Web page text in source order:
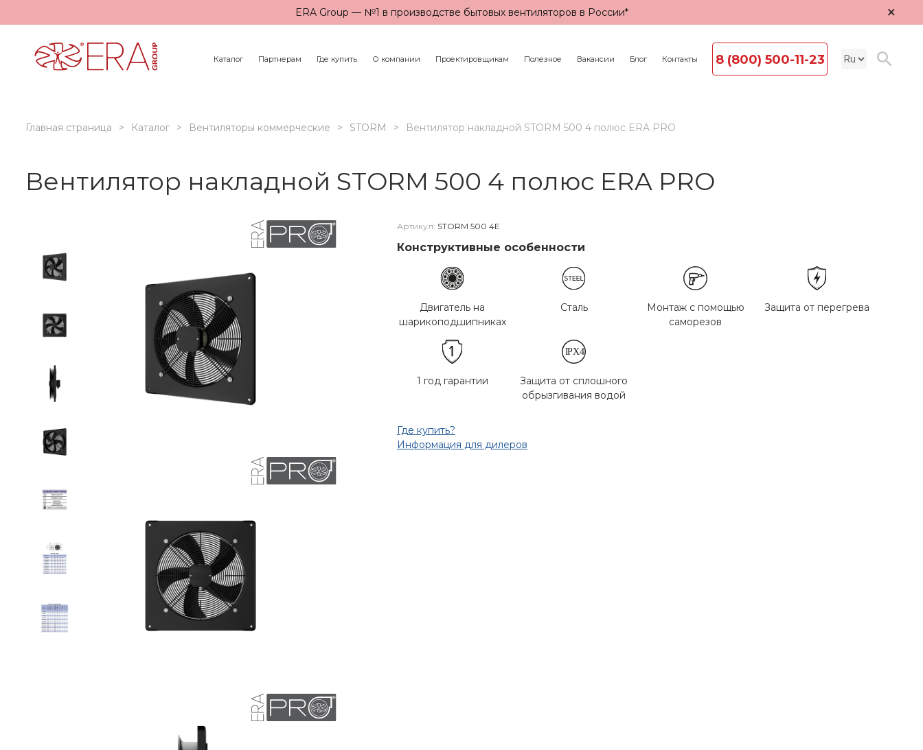
ERA Group — №1 в производстве бытовых вентиляторов в России* ×
Каталог Партнерам Где купить О компании Проектировщикам Полезное Вакансии Блог Контакты 8 (800) 500-11-23
Главная страница Каталог Вентиляторы коммерческие STORM Вентилятор накладной STORM 500 4 полюс ERA PRO
Вентилятор накладной STORM 500 4 полюс ERA PRO
Артикул: STORM 500 4E
Конструктивные особенности
Двигатель на
шарикоподшипниках
Сталь
Монтаж с помощью
саморезов
Защита от перегрева
1 год гарантии
Защита от сплошного
обрызгивания водой
Где купить?
Информация для дилеров